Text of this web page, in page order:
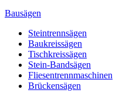
Bausägen
Steintrennsägen
Baukreissägen
Tischkreissägen
Stein-Bandsägen
Fliesentrennmaschinen
Brückensägen